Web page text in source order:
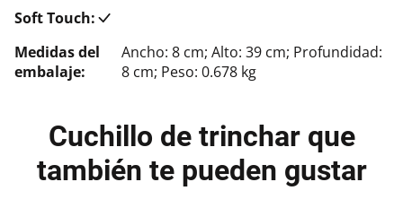
Soft Touch:
Medidas del
embalaje:
Ancho: 8 cm; Alto: 39 cm; Profundidad:
8 cm; Peso: 0.678 kg
Cuchillo de trinchar que
también te pueden gustar